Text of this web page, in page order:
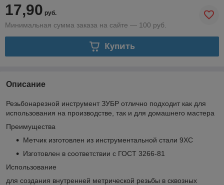
17,90 руб.
Минимальная сумма заказа на сайте — 100 руб.
Купить
Описание
Резьбонарезной инструмент ЗУБР отлично подходит как для
использования на производстве, так и для домашнего мастера
Преимущества
Метчик изготовлен из инструментальной стали 9ХС
Изготовлен в соответствии с ГОСТ 3266-81
Использование
для создания внутренней метрической резьбы в сквозных